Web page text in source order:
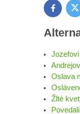
Facebook
Oslava
Žlté